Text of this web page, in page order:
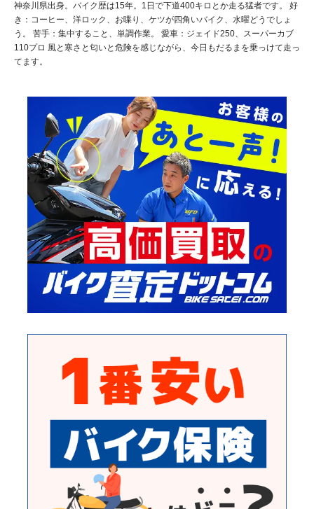
神奈川県出身。バイク歴は15年。1日で下道400キロとか走る猛者です。 好
き：コーヒー、洋ロック、お喋り、ケツが四角いバイク、水曜どうでしょ
う。 苦手：集中すること、単調作業。 愛車：ジェイド250、スーパーカブ
110プロ 風と寒さと匂いと危険を感じながら、今日もだるまを乗っけて走っ
てます。